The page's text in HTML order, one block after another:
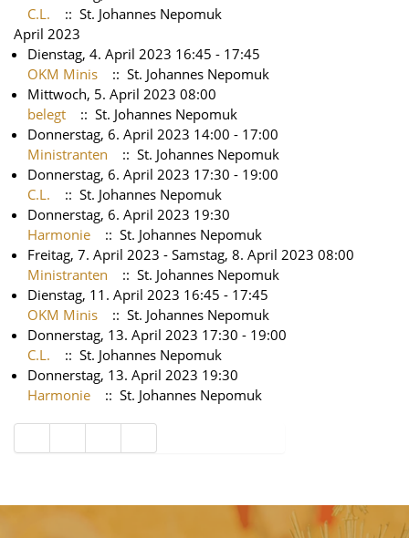
C.L.
:: St. Johannes Nepomuk
April 2023
Dienstag, 4. April 2023 16:45 - 17:45
OKM Minis
:: St. Johannes Nepomuk
Mittwoch, 5. April 2023 08:00
belegt
:: St. Johannes Nepomuk
Donnerstag, 6. April 2023 14:00 - 17:00
Ministranten
:: St. Johannes Nepomuk
Donnerstag, 6. April 2023 17:30 - 19:00
C.L.
:: St. Johannes Nepomuk
Donnerstag, 6. April 2023 19:30
Harmonie
:: St. Johannes Nepomuk
Freitag, 7. April 2023 - Samstag, 8. April 2023 08:00
Ministranten
:: St. Johannes Nepomuk
Dienstag, 11. April 2023 16:45 - 17:45
OKM Minis
:: St. Johannes Nepomuk
Donnerstag, 13. April 2023 17:30 - 19:00
C.L.
:: St. Johannes Nepomuk
Donnerstag, 13. April 2023 19:30
Harmonie
:: St. Johannes Nepomuk
Limite der Paginierungsliste